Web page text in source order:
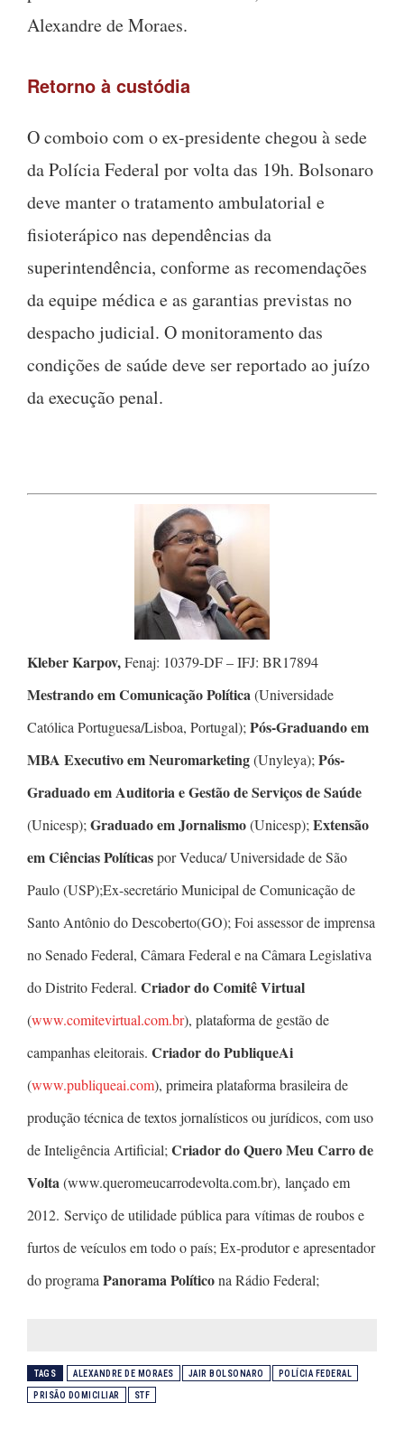
Alexandre de Moraes.
Retorno à custódia
O comboio com o ex-presidente chegou à sede
da Polícia Federal por volta das 19h. Bolsonaro
deve manter o tratamento ambulatorial e
fisioterápico nas dependências da
superintendência, conforme as recomendações
da equipe médica e as garantias previstas no
despacho judicial. O monitoramento das
condições de saúde deve ser reportado ao juízo
da execução penal.
Kleber Karpov,Fenaj: 10379-DF – IFJ: BR17894
Mestrando em Comunicação Política(Universidade
Católica Portuguesa/Lisboa, Portugal); Pós-Graduando em
MBA Executivo em Neuromarketing(Unyleya); Pós-
Graduado em Auditoria e Gestão de Serviços de Saúde
(Unicesp); Graduado em Jornalismo(Unicesp); Extensão
em Ciências Políticaspor Veduca/ Universidade de São
Paulo (USP);Ex-secretário Municipal de Comunicação de
Santo Antônio do Descoberto(GO); Foi assessor de imprensa
no Senado Federal, Câmara Federal e na Câmara Legislativa
do Distrito Federal. Criador do Comitê Virtual
(www.comitevirtual.com.br), plataforma de gestão de
campanhas eleitorais. Criador do PubliqueAi
(www.publiqueai.com), primeira plataforma brasileira de
produção técnica de textos jornalísticos ou jurídicos, com uso
de Inteligência Artificial; Criador do Quero Meu Carro de
Volta(www.queromeucarrodevolta.com.br), lançado em
2012. Serviço de utilidade pública para vítimas de roubos e
furtos de veículos em todo o país; Ex-produtor e apresentador
do programa Panorama Políticona Rádio Federal;
TAGS ALEXANDRE DE MORAES JAIR BOLSONARO POLÍCIA FEDERAL
PRISÃO DOMICILIAR STF